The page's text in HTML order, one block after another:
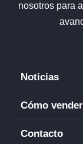
nosotros para
Noticias
Cómo
Contacto